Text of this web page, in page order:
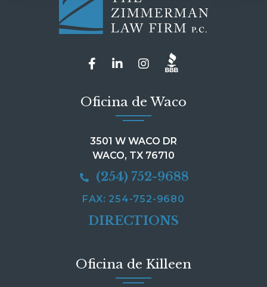
Oficina de Waco
3501 W WACO DR
WACO, TX 76710
(254) 752-9688
FAX: 254-752-9680
DIRECTIONS
Oficina de Killeen